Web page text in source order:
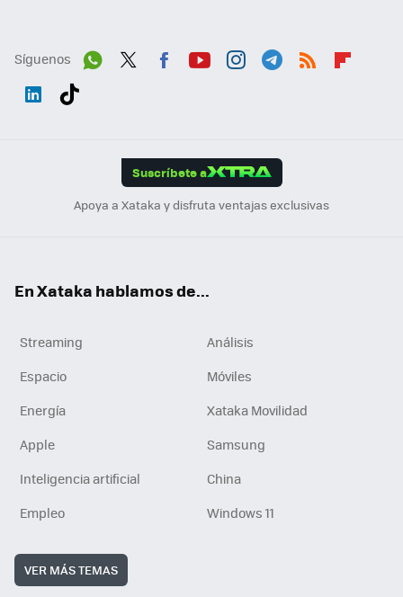
Síguenos
Suscríbete a
Apoya a Xataka y disfruta ventajas exclusivas
En Xataka hablamos de...
Streaming
Análisis
Espacio
Móviles
Energía
Xataka Movilidad
Apple
Samsung
Inteligencia artificial
China
Empleo
Windows 11
VER MÁS TEMAS